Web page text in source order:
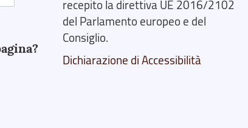
recepito la direttiva UE 2016/2102
del Parlamento europeo e del
Consiglio.
Dichiarazione di Accessibilità